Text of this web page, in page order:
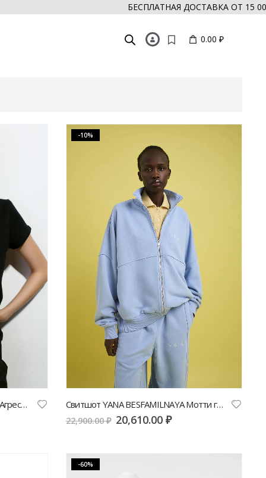
БЕСПЛАТНАЯ ДОСТАВКА ОТ 15 000 РУБ.
0.00 ₽
Футболка YANA BESFAMILNAYA «Агрессив» черного цвета | VERESK studio
-10%
Свитшот YANA BESFAMILNAYA Мотти голубого цвета | VERESK studio
22,900.00₽ 20,610.00 ₽
-60%